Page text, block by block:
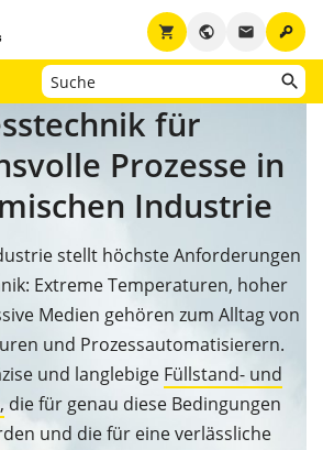
key
email
public
shopping_cart
für
Prozesse in
Industrie
stellt höchste Anforderungen
Extreme Temperaturen, hoher
Medien gehören zum Alltag von
und Prozessautomatisierern.
und langlebige Füllstand- und
die für genau diese Bedingungen
und die für eine verlässliche